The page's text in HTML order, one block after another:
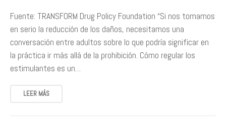
Fuente: TRANSFORM Drug Policy Foundation “Si nos tomamos
en serio la reducción de los daños, necesitamos una
conversación entre adultos sobre lo que podría significar en
la práctica ir más allá de la prohibición. Cómo regular los
estimulantes es un…
LEER MÁS